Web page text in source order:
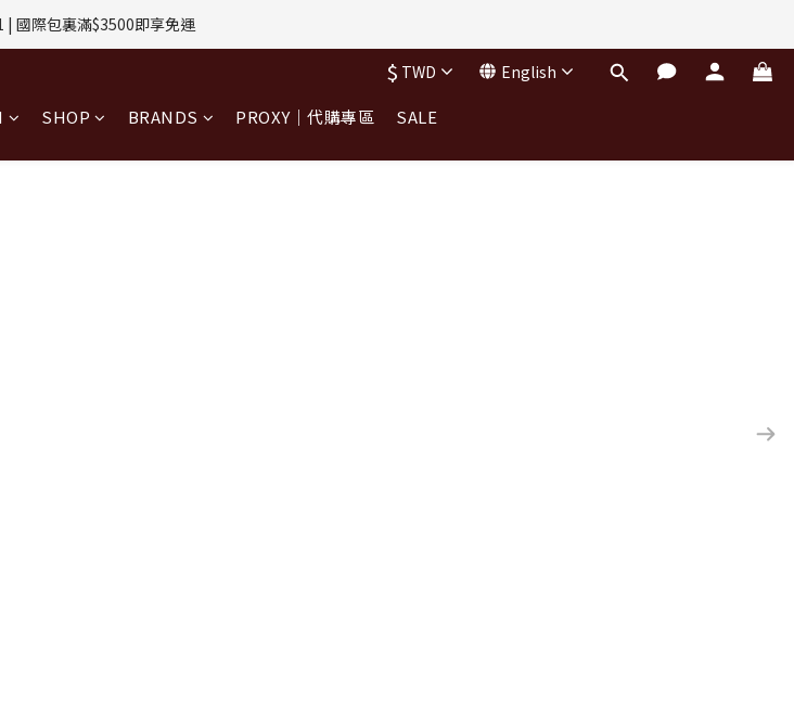
品 贈【威靈頓 / 波士頓墨鏡】(數量有限售完不補)
國際包裏滿$3500即享免運
品 贈【威靈頓 / 波士頓墨鏡】(數量有限售完不補)
$ TWD English
SHOP BRANDS PROXY｜代購專區 SALE